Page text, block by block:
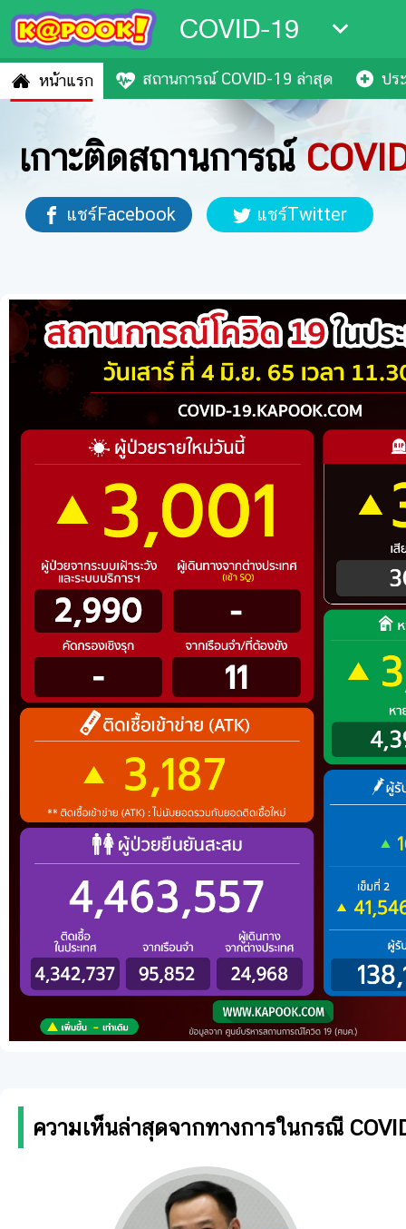
COVID-19
หน้าแรก สถานการณ์ COVID-19 ล่าสุด ปร
เกาะติดสถานการณ์
แชร์Facebook แชร์Twitter
ความเห็นล่าสุดจากทางการในกรณี